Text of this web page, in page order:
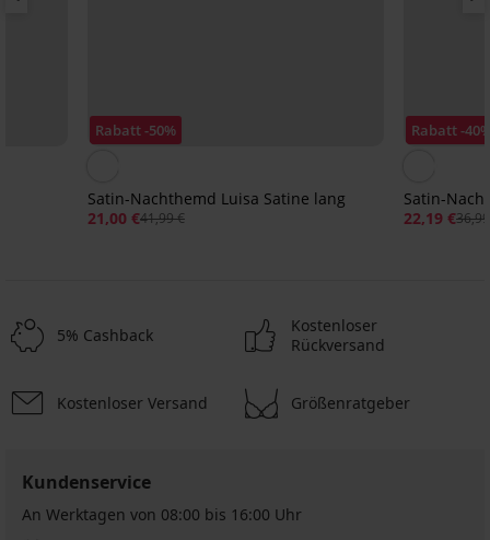
Rabatt -50%
Satin-Nachthemd Luisa Satine lang
21,00 €41,99 €
Rabatt -
Satin-
22,19 €
5% Cashback
Kostenloser
Rückversand
Kostenloser Versand Größenratgeber
Kundenservice
An Werktagen von 08:00 bis 16:00 Uhr